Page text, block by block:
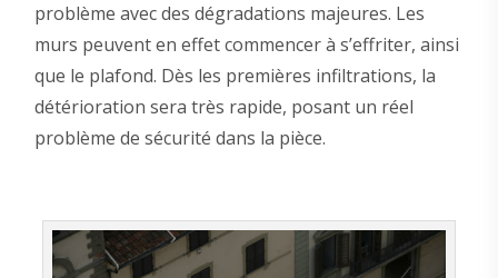
problème avec des dégradations majeures. Les
murs peuvent en effet commencer à s’effriter, ainsi
que le plafond. Dès les premières infiltrations, la
détérioration sera très rapide, posant un réel
problème de sécurité dans la pièce.